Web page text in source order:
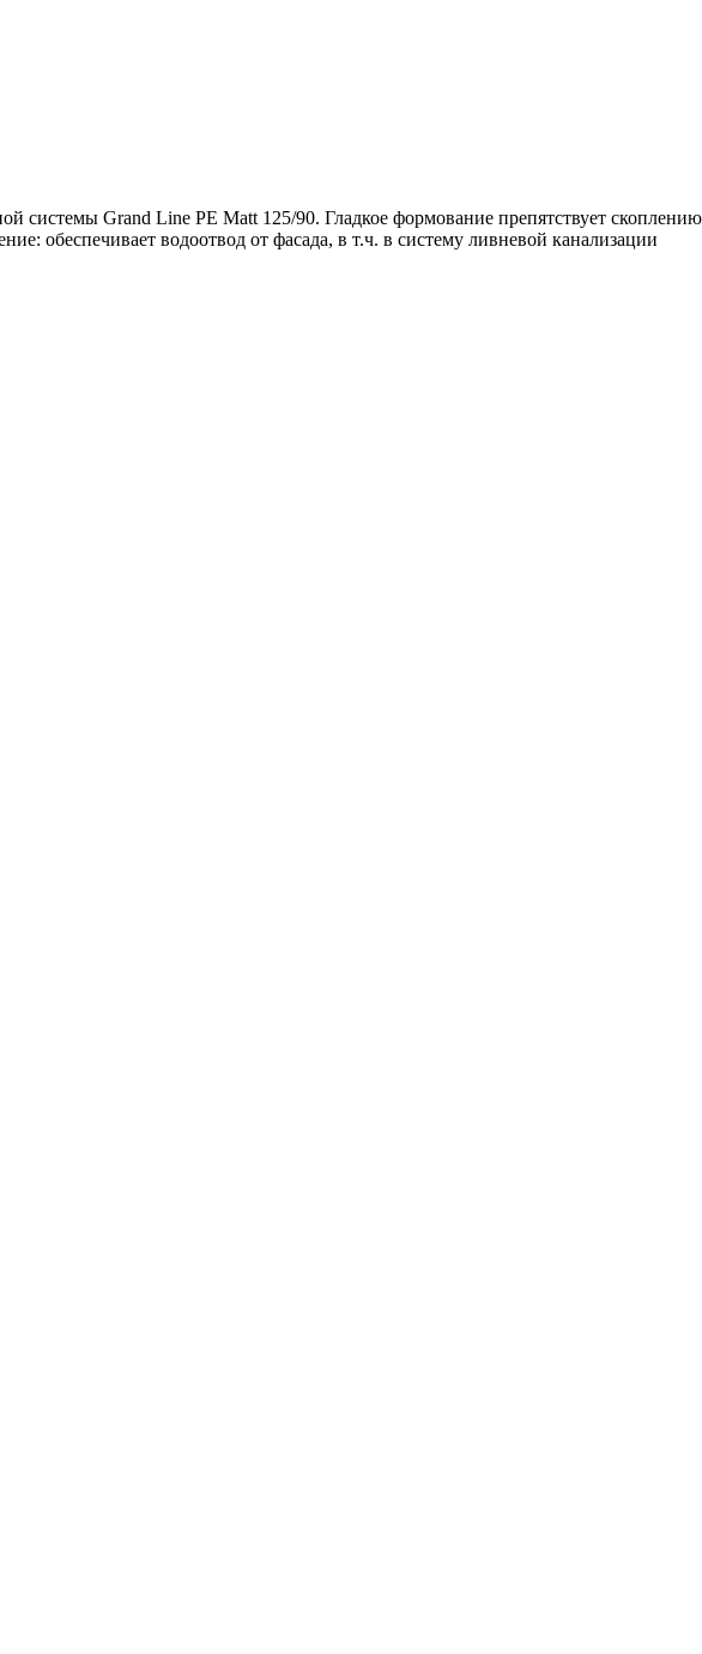
системы Grand Line PE Matt 125/90. Гладкое формование препятствует скоплению
обеспечивает водоотвод от фасада, в т.ч. в систему ливневой канализации